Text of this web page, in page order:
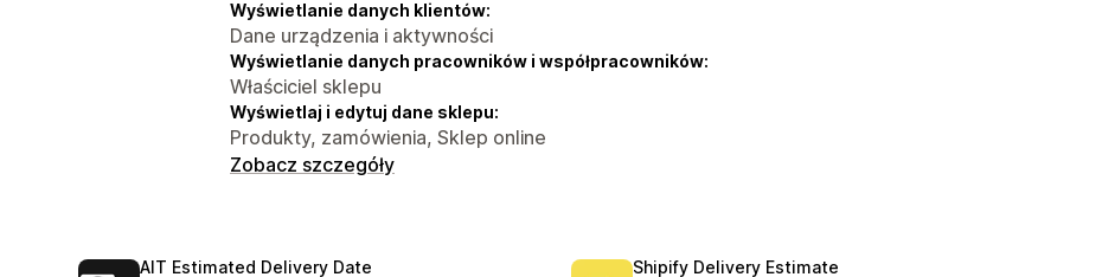
Wyświetlanie danych klientów:
Dane urządzenia i aktywności
Wyświetlanie danych pracowników i współpracowników:
Właściciel sklepu
Wyświetlaj i edytuj dane sklepu:
Produkty, zamówienia, Sklep online
Zobacz szczegóły
AIT Estimated Delivery Date Shipify Delivery Estimate